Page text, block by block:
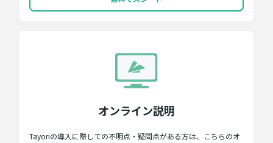
オンライン説明
Tayoriの導入に際しての不明点・疑問点がある方は、こちらのオ